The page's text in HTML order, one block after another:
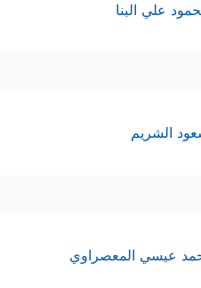
علي البنا
الشريم
عيسي المعصراوي